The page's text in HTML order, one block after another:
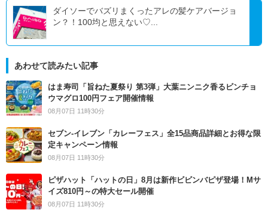
ダイソーでバズリまくったアレの髪ケアバージョ
ン？！100均と思えない♡...
あわせて読みたい記事
はま寿司「旨ねた夏祭り 第3弾」大葉ニンニク香るビンチョ
ウマグロ100円フェア開催情報
08月07日 11時30分
セブン‐イレブン「カレーフェス」全15品商品詳細とお得な限
定キャンペーン情報
08月07日 11時30分
ピザハット「ハットの日」8月は新作ビビンバピザ登場！Mサ
イズ810円～の特大セール開催
08月07日 11時30分